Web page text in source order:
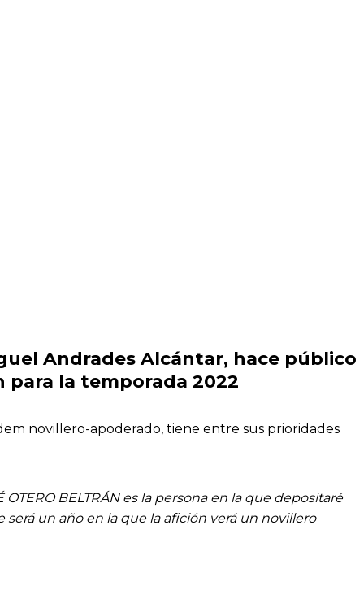
Andrades Alcántar, hace público
para la temporada 2022
novillero-apoderado, tiene entre sus prioridades
OTERO BELTRÁN es la persona en la que depositaré
un año en la que la afición verá un novillero